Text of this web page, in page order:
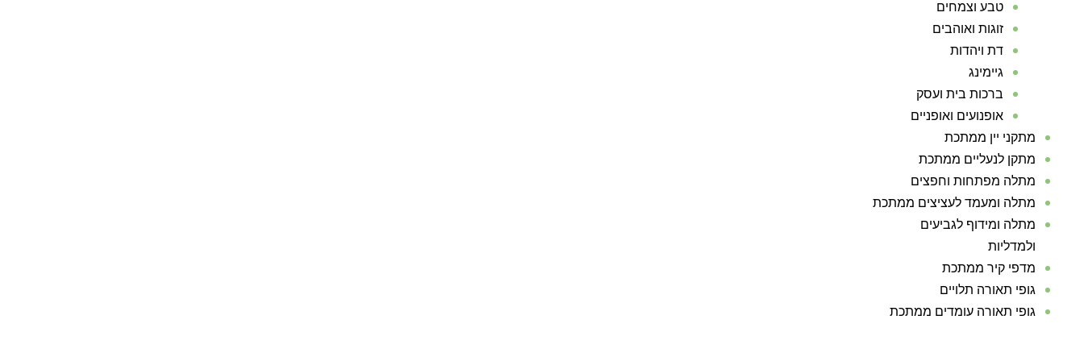
טבע וצמחים
זוגות ואוהבים
דת ויהדות
גיימינג
ברכות בית ועסק
אופנועים ואופניים
מתקני יין ממתכת
מתקן לנעליים ממתכת
מתלה מפתחות וחפצים
מתלה ומעמד לעציצים ממתכת
מתלה ומידוף לגביעים
ולמדליות
מדפי קיר ממתכת
גופי תאורה תלויים
גופי תאורה עומדים ממתכת